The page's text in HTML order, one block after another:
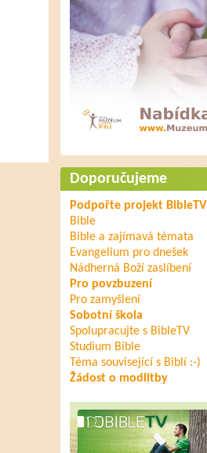
Doporučujeme
Podpořte projekt BibleTV
Bible
Bible a zajímavá témata
Evangelium pro dnešek
Nádherná Boží zaslíbení
Pro povzbuzení
Pro zamyšlení
Sobotní škola
Spolupracujte s BibleTV
Studium Bible
Téma související s Biblí :-)
Žádost o modlitby